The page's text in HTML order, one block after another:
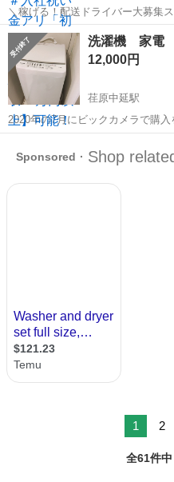
＼稼げる！配送ドライバー大募集スタート！／ 通販
荷物を運ぶお仕事です♪ 大手宅配会社から依頼を受け、 近隣のご自宅
や会社に配送します！ 1．とにかく稼げるお仕事です！ ￣￣￣￣￣￣
￣￣￣￣￣...
東京 品川区 荏原中延駅
洗濯機 家電
12,000円
荏原中延駅
2020年の7月にビックカメラで購
く売ることにしました。 32000円
使っておりました。 綺麗に使って
でお願い致します。 3...
1 2
全61件